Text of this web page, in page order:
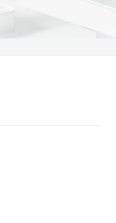
可信的WEB访问 随
打造工程团队 低代